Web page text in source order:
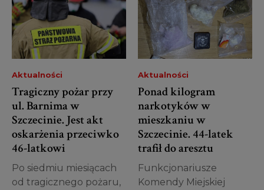
Aktualności
Tragiczny pożar przy
ul. Barnima w
Szczecinie. Jest akt
oskarżenia przeciwko
46-latkowi
Po siedmiu miesiącach
od tragicznego pożaru,
Aktualności
Ponad kilogram
narkotyków w
mieszkaniu w
Szczecinie. 44-latek
trafił do aresztu
Funkcjonariusze
Komendy Miejskiej